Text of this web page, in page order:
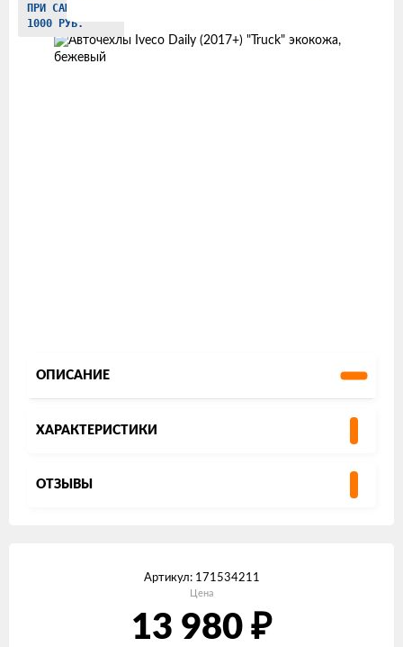
товаров
ПРИ САМОВЫВОЗЕ
1000 РУБ.
ОПИСАНИЕ
ХАРАКТЕРИСТИКИ
ОТЗЫВЫ
Артикул: 171534211
Цена
13 980 ₽